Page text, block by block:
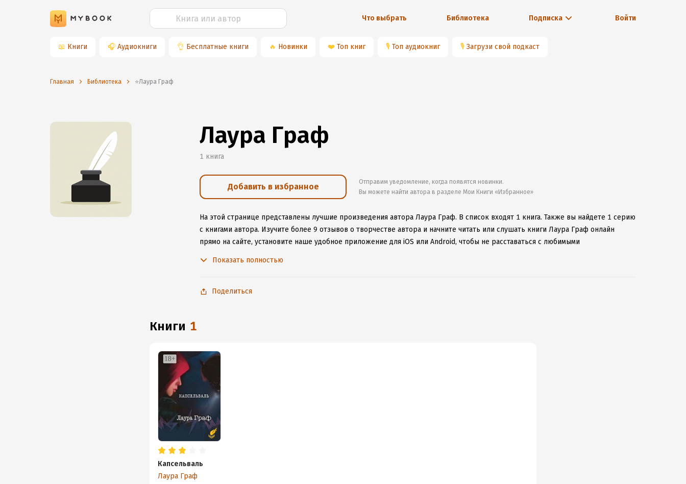
Что выбрать Библиотека Подписка Войти
📖 Книги 🎧 Аудиокниги 👌 Бесплатные книги 🔥 Новинки ❤️ Топ книг 🎙 Топ аудиокниг 🎙 Загрузи свой подкаст
Главная Библиотека ⭐️Лаура Граф
Лаура Граф
1 книга
Добавить в избранное
Отправим уведомление, когда появятся новинки.
Вы можете найти автора в разделе Мои Книги «Избранное»
На этой странице представлены лучшие произведения автора Лаура Граф. В список входят 1 книга. Также вы найдете 1 серию
с книгами автора. Изучите более 9 отзывов о творчестве автора и начните читать или слушать книги Лаура Граф онлайн
прямо на сайте, установите наше удобное приложение для iOS или Android, чтобы не расставаться с любимыми
Показать полностью
Поделиться
книги 1
Капсельваль
Лаура Граф